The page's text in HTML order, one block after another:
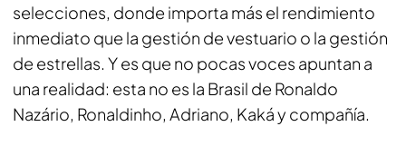
selecciones, donde importa más el rendimiento
inmediato que la gestión de vestuario o la gestión
de estrellas. Y es que no pocas voces apuntan a
una realidad: esta no es la Brasil de Ronaldo
Nazário, Ronaldinho, Adriano, Kaká y compañía.